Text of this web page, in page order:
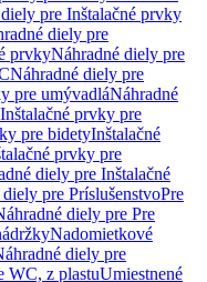
pre Inštalačné prvky
diely pre
prvkyNáhradné diely pre
Náhradné diely pre
pre umývadláNáhradné
Inštalačné prvky pre
pre bidetyInštalačné
prvky pre
diely pre Inštalačné
pre PríslušenstvoPre
diely pre Pre
Nadomietkové
diely pre
WC, z plastuUmiestnené